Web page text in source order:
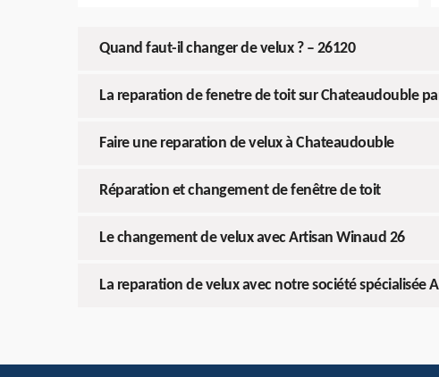
Quand faut-il changer de velux ? – 26120
La reparation de fenetre de toit sur Chateaudouble
Faire une reparation de velux à Chateaudouble
Réparation et changement de fenêtre de toit
Le changement de velux avec Artisan Winaud 26
La reparation de velux avec notre société spécialisée